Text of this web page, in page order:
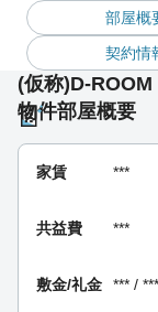
部屋概
契約情
(仮称)D-
物件部屋概要
家賃 ***
共益費 ***
敷金/礼金 *** / ***